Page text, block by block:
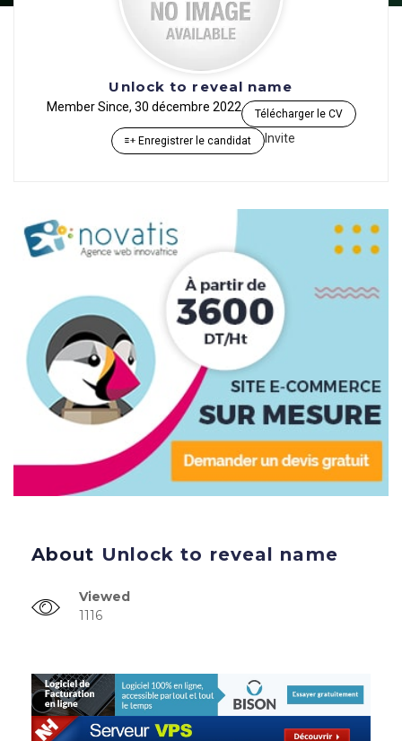
Unlock to reveal name
Member Since, 30 décembre 2022 Télécharger le CV
Enregistrer le candidat Invite
About Unlock to reveal name
Viewed
1116